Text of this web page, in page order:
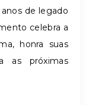
de legado
celebra a
honra suas
as próximas